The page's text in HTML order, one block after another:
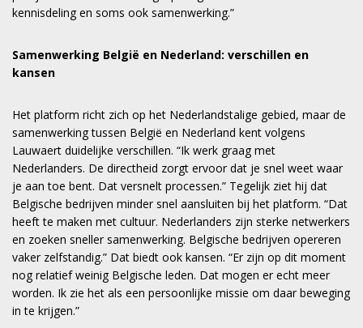
kennisdeling en soms ook samenwerking.”
Samenwerking België en Nederland: verschillen en
kansen
Het platform richt zich op het Nederlandstalige gebied, maar de
samenwerking tussen België en Nederland kent volgens
Lauwaert duidelijke verschillen. “Ik werk graag met
Nederlanders. De directheid zorgt ervoor dat je snel weet waar
je aan toe bent. Dat versnelt processen.” Tegelijk ziet hij dat
Belgische bedrijven minder snel aansluiten bij het platform. “Dat
heeft te maken met cultuur. Nederlanders zijn sterke netwerkers
en zoeken sneller samenwerking. Belgische bedrijven opereren
vaker zelfstandig.” Dat biedt ook kansen. “Er zijn op dit moment
nog relatief weinig Belgische leden. Dat mogen er echt meer
worden. Ik zie het als een persoonlijke missie om daar beweging
in te krijgen.”